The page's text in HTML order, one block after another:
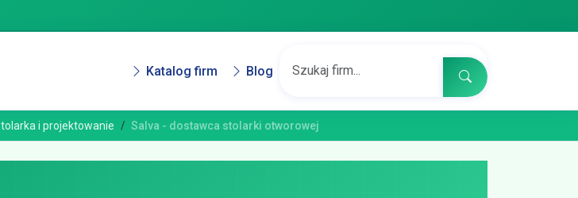
Katalog firm Blog
i projektowanie Salva - dostawca stolarki otworowej